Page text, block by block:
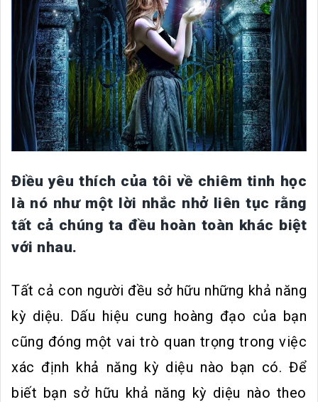
Điều yêu thích của tôi về chiêm tinh học
là nó như một lời nhắc nhở liên tục rằng
tất cả chúng ta đều hoàn toàn khác biệt
với nhau.
Tất cả con người đều sở hữu những khả năng
kỳ diệu. Dấu hiệu cung hoàng đạo của bạn
cũng đóng một vai trò quan trọng trong việc
xác định khả năng kỳ diệu nào bạn có. Để
biết bạn sở hữu khả năng kỳ diệu nào theo